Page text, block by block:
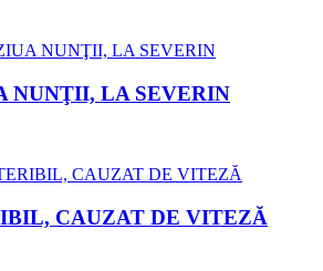
NUNŢII, LA SEVERIN
CAUZAT DE VITEZĂ